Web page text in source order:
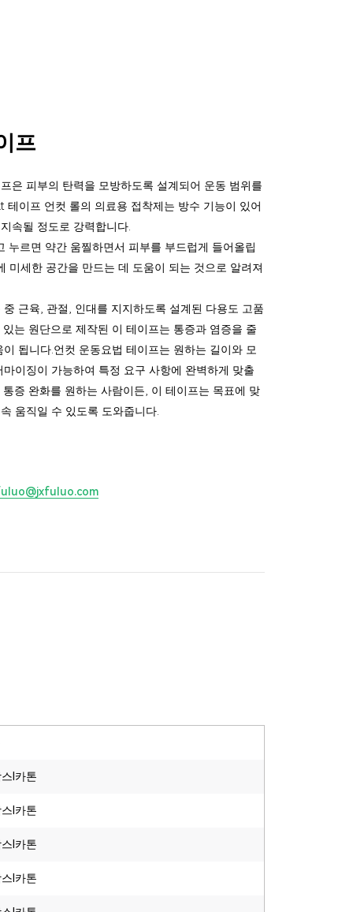
프
은 피부의 탄력을 모방하도록 설계되어 운동 범위를
테이프 언컷 롤의 의료용 접착제는 방수 기능이 있어
속될 정도로 강력합니다.
누르면 약간 움찔하면서 피부를 부드럽게 들어올립
미세한 공간을 만드는 데 도움이 되는 것으로 알려져
중 근육, 관절, 인대를 지지하도록 설계된 다용도 고품
는 원단으로 제작된 이 테이프는 통증과 염증을 줄
됩니다.언컷 운동요법 테이프는 원하는 길이와 모
이징이 가능하여 특정 요구 사항에 완벽하게 맞출
증 완화를 원하는 사람이든, 이 테이프는 목표에 맞
움직일 수 있도록 도와줍니다.
l카톤
l카톤
l카톤
l카톤